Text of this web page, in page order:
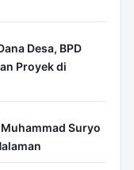
Desa, BPD
Proyek di
Suryo